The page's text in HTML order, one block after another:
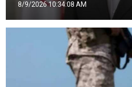
8/9/2026 10:34:08 AM